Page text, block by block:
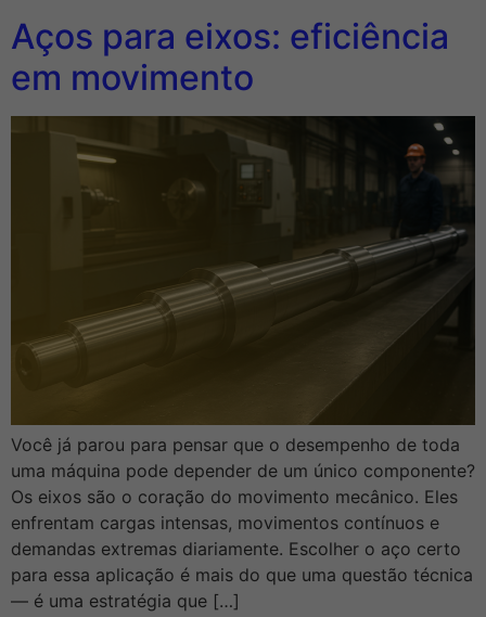
Aços para eixos: eficiência
em movimento
Você já parou para pensar que o desempenho de toda
uma máquina pode depender de um único componente?
Os eixos são o coração do movimento mecânico. Eles
enfrentam cargas intensas, movimentos contínuos e
demandas extremas diariamente. Escolher o aço certo
para essa aplicação é mais do que uma questão técnica
— é uma estratégia que […]